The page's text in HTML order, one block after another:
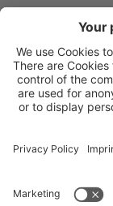
Via di Mezzo ai